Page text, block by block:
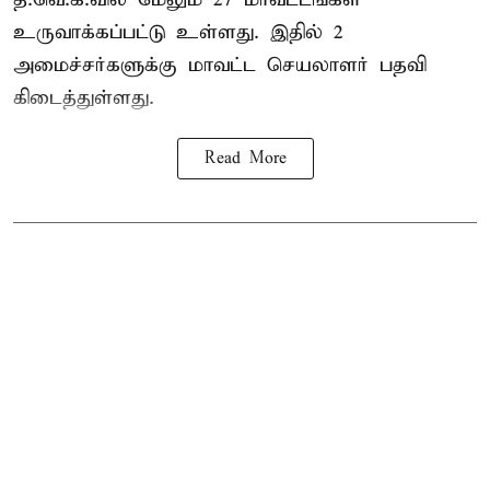
உருவாக்கப்பட்டு உள்ளது. இதில் 2
அமைச்சர்களுக்கு மாவட்ட செயலாளர் பதவி
கிடைத்துள்ளது.
Read More